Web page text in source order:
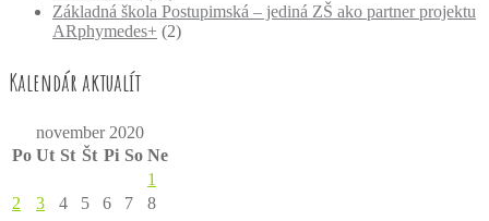
Základná škola Postupimská – jediná ZŠ ako partner projektu
ARphymedes+ (2)
Kalendár aktualít
november 2020
Po Ut St Št Pi So Ne
1
2
3 4 5 6 7
8